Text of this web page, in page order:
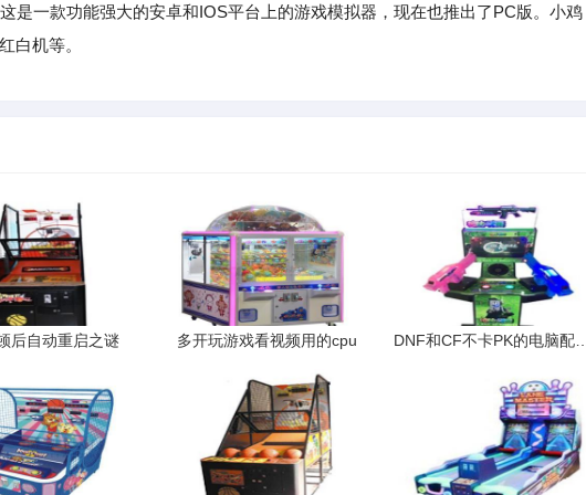
是一款功能强大的安卓和IOS平台上的游戏模拟器，现在也推出了PC版。小鸡
白机等。
后自动重启之谜 多开玩游戏看视频用的cpu